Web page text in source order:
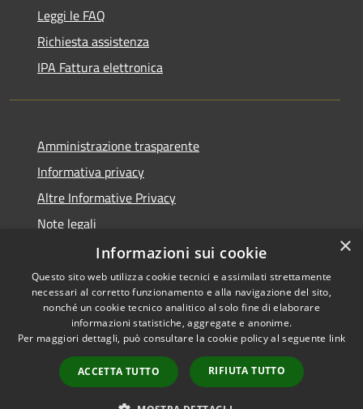
Leggi le FAQ
Richiesta assistenza
IPA Fattura elettronica
Amministrazione trasparente
Informativa privacy
Altre Informative Privacy
Note legali
Dichiarazione di accessibilità
RSS
Accessibilità
Copyright © 2026 • Comune di
Municipium•
Accesso
redazione
×
Informazioni sui cookie
Questo sito web utilizza cookie tecnici e assimilati strettamente
necessari al corretto funzionamento e alla navigazione del sito,
nonché un cookie tecnico analitico al solo fine di elaborare
informazioni statistiche, aggregate e anonime.
Per maggiori dettagli, può consultare la cookie policy al seguente link
ACCETTA TUTTO RIFIUTA TUTTO